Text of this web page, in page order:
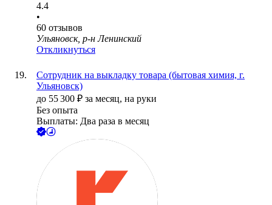
4.4
•
60 отзывов
Ульяновск, р-н Ленинский
Откликнуться
Сотрудник на выкладку товара (бытовая химия, г.
Ульяновск)
до 55 300 ₽ за месяц, на руки
Без опыта
Выплаты: Два раза в месяц